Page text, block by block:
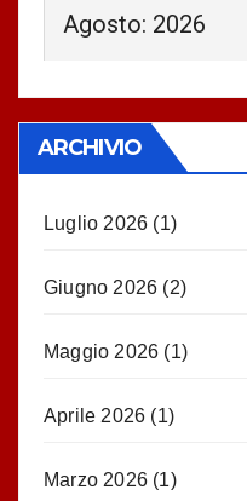
Agosto: 2026
ARCHIVIO
Luglio 2026 (1)
Giugno 2026 (2)
Maggio 2026 (1)
Aprile 2026 (1)
Marzo 2026 (1)